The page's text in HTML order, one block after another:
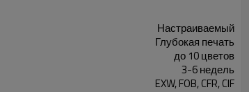
Настраиваемый
Глубокая печать
до 10 цветов
3-6 недель
EXW, FOB, CFR, CIF